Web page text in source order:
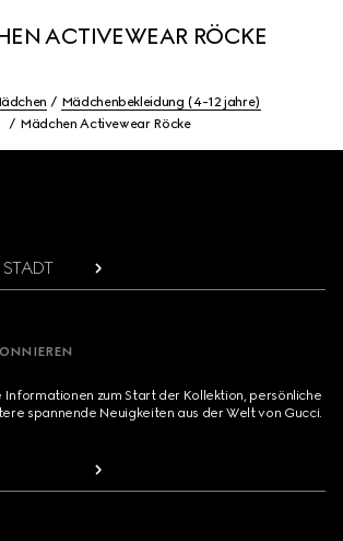
ACTIVEWEAR RÖCKE
Mädchenbekleidung (4-12 jahre)
Mädchen Activewear Röcke
Informationen zum Start der Kollektion, persönliche
spannende Neuigkeiten aus der Welt von Gucci.